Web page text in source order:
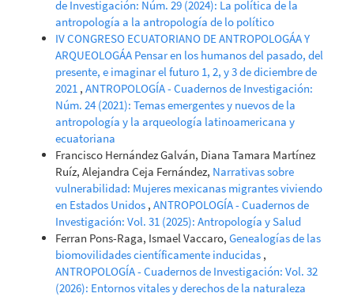
de Investigación: Núm. 29 (2024): La política de la
antropología a la antropología de lo político
IV CONGRESO ECUATORIANO DE ANTROPOLOGÁA Y
ARQUEOLOGÁA Pensar en los humanos del pasado, del
presente, e imaginar el futuro 1, 2, y 3 de diciembre de
2021 , ANTROPOLOGÍA - Cuadernos de Investigación:
Núm. 24 (2021): Temas emergentes y nuevos de la
antropología y la arqueología latinoamericana y
ecuatoriana
Francisco Hernández Galván, Diana Tamara Martínez
Ruíz, Alejandra Ceja Fernández, Narrativas sobre
vulnerabilidad: Mujeres mexicanas migrantes viviendo
en Estados Unidos , ANTROPOLOGÍA - Cuadernos de
Investigación: Vol. 31 (2025): Antropología y Salud
Ferran Pons-Raga, Ismael Vaccaro, Genealogías de las
biomovilidades científicamente inducidas ,
ANTROPOLOGÍA - Cuadernos de Investigación: Vol. 32
(2026): Entornos vitales y derechos de la naturaleza